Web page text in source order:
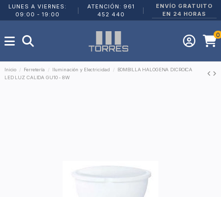
LUNES A VIERNES:
09:00 - 19:00
ATENCIÓN: 961
452 440
ENVÍO GRATUITO
EN 24 HORAS
0
Inicio Ferretería Iluminación y Electricidad
BOMBILLA HALOGENA DICROICA
LED LUZ CALIDA GU10 - 8W